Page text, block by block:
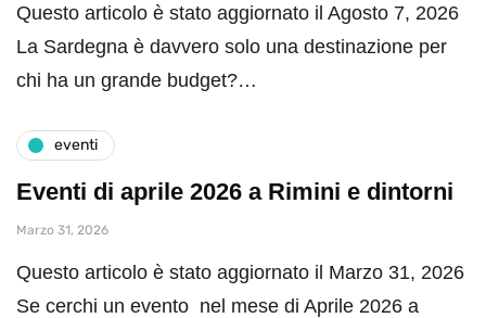
Questo articolo è stato aggiornato il Agosto 7, 2026
La Sardegna è davvero solo una destinazione per
chi ha un grande budget?…
eventi
Eventi di aprile 2026 a Rimini e dintorni
Marzo 31, 2026
Questo articolo è stato aggiornato il Marzo 31, 2026
Se cerchi un evento nel mese di Aprile 2026 a